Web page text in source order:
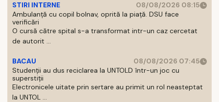
STIRI INTERNE
08/08/2026 08:15
Ambulanță cu copil bolnav, oprită la piață. DSU face
verificări
O cursă către spital s-a transformat intr-un caz cercetat
de autorit ...
BACAU
08/08/2026 07:45
Studenții au dus reciclarea la UNTOLD într-un joc cu
superstiții
Electronicele uitate prin sertare au primit un rol neasteptat
la UNTOL ...